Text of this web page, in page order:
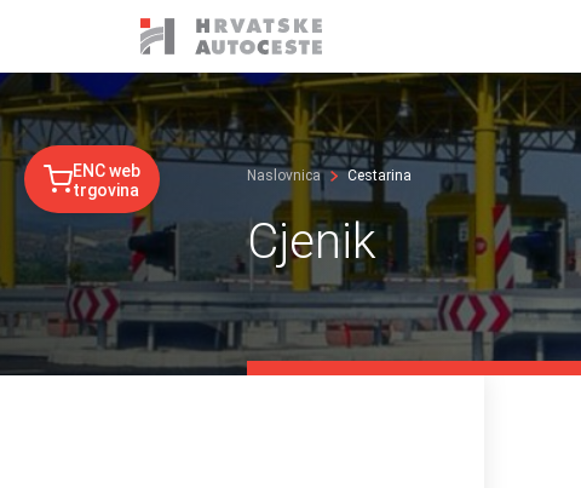
ENC web
trgovina
Naslovnica Cestarina
Cjenik